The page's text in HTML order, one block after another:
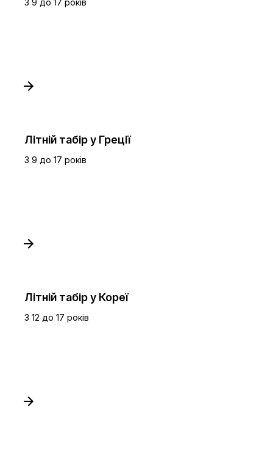
З 9 до 17 років
Літній табір у Греції
З 9 до 17 років
Літній табір у Кореї
З 12 до 17 років